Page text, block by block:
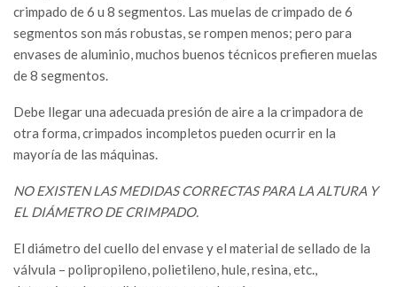
crimpado de 6 u 8 segmentos. Las muelas de crimpado de 6
segmentos son más robustas, se rompen menos; pero para
envases de aluminio, muchos buenos técnicos prefieren muelas
de 8 segmentos.
Debe llegar una adecuada presión de aire a la crimpadora de
otra forma, crimpados incompletos pueden ocurrir en la
mayoría de las máquinas.
NO EXISTEN LAS MEDIDAS CORRECTAS PARA LA ALTURA Y
EL DIÁMETRO DE CRIMPADO.
El diámetro del cuello del envase y el material de sellado de la
válvula – polipropileno, polietileno, hule, resina, etc.,